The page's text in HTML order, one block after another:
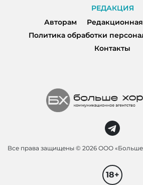
РЕДАКЦИЯ
Авторам
Политика обработки
Контакты
Все права защищены © 2026 ООО
18+